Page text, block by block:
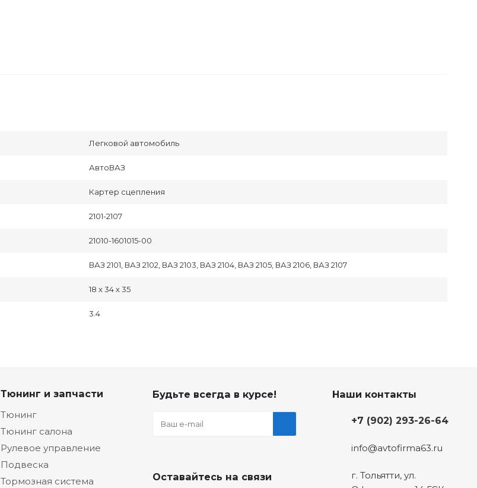
Легковой автомобиль
АвтоВАЗ
Картер сцепления
2101-2107
21010-1601015-00
ВАЗ 2101, ВАЗ 2102, ВАЗ 2103, ВАЗ 2104, ВАЗ 2105, ВАЗ 2106, ВАЗ 2107
18 x 34 x 35
3.4
Тюнинг и запчасти
Тюнинг
Тюнинг салона
Рулевое управление
Подвеска
Тормозная система
Будьте всегда в курсе!
Оставайтесь на связи
Наши контакты
+7 (902) 293-26-64
info@avtofirma63.ru
г. Тольятти, ул.